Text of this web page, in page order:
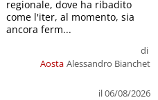
Aosta
di
Alessandro Bianchet
il 06/08/2026
regionale, dove ha ribadito
come l'iter, al momento, sia
ancora ferm...